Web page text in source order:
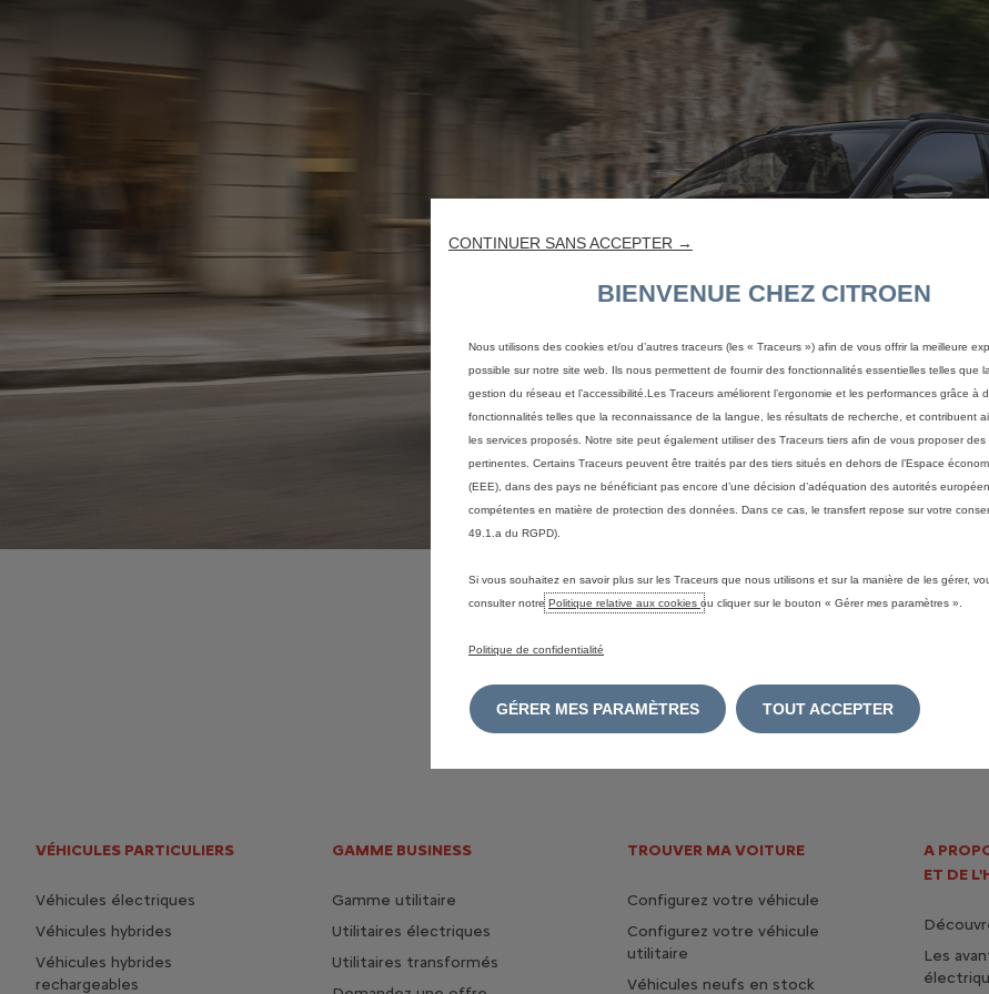
VÉHICULES PARTICULIERS
Véhicules électriques
Véhicules hybrides
Véhicules hybrides
rechargeables
GAMME BUSINESS
Gamme utilitaire
Utilitaires électriques
Utilitaires transformés
TROUVER MA VOITURE
Configurez votre véhicule
Configurez votre véhicule
utilitaire
Véhicules neufs en stock
A
ET DE
Les
CONTINUER SANS ACCEPTER →
BIENVENUE CHEZ CITROEN
Nous utilisons des cookies et/ou d’autres traceurs (les « Traceurs ») afin de vous offrir la meilleure
possible sur notre site web. Ils nous permettent de fournir des fonctionnalités essentielles telles que
gestion du réseau et l’accessibilité.Les Traceurs améliorent l’ergonomie et les performances grâce à
fonctionnalités telles que la reconnaissance de la langue, les résultats de recherche, et contribuent
les services proposés. Notre site peut également utiliser des Traceurs tiers afin de vous proposer des
pertinentes. Certains Traceurs peuvent être traités par des tiers situés en dehors de l’Espace
(EEE), dans des pays ne bénéficiant pas encore d’une décision d’adéquation des autorités
compétentes en matière de protection des données. Dans ce cas, le transfert repose sur votre
49.1.a du RGPD).
Si vous souhaitez en savoir plus sur les Traceurs que nous utilisons et sur la manière de les gérer,
consulter notre Politique relative aux cookies ou cliquer sur le bouton « Gérer mes paramètres ».
Politique de confidentialité
GÉRER MES PARAMÈTRES TOUT ACCEPTER